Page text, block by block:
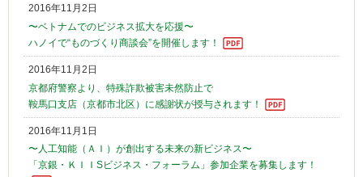
2016年11月2日
〜ベトナムでのビジネス拡大を応援〜
ハノイで“ものづくり商談会”を開催します！
2016年11月2日
京都府警察より、特殊詐欺被害未然防止で
鞍馬口支店（京都市北区）に感謝状が授与されます！
2016年11月1日
〜人工知能（ＡＩ）が創出する未来の新ビジネス〜
「京銀・ＫＩＩSビジネス・フォーラム」参加企業を募集します！